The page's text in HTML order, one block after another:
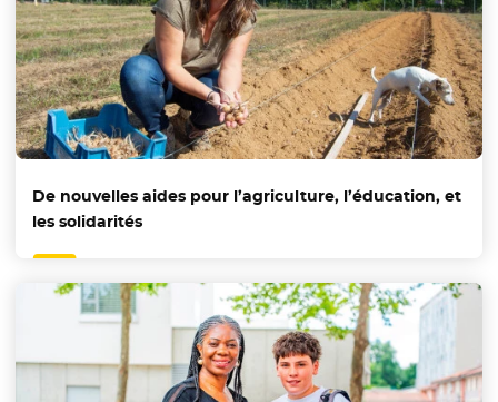
De nouvelles aides pour l’agriculture, l’éducation, et
les solidarités